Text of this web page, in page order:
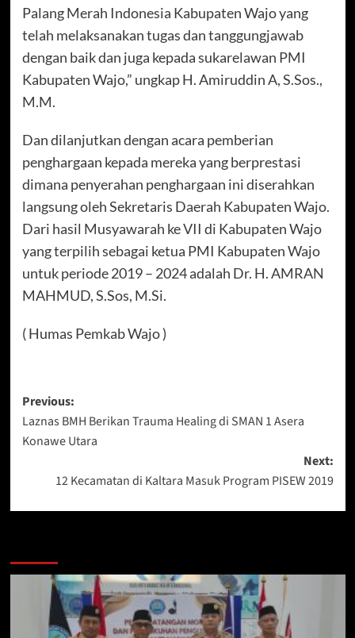
Palang Merah Indonesia Kabupaten Wajo yang
telah melaksanakan tugas dan tanggungjawab
dengan baik dan juga kepada sukarelawan PMI
Kabupaten Wajo,” ungkap H. Amiruddin A, S.Sos.,
M.M.
Dan dilanjutkan dengan acara pemberian
penghargaan kepada mereka yang berprestasi
dimana penyerahan penghargaan ini diserahkan
langsung oleh Sekretaris Daerah Kabupaten Wajo.
Dari hasil Musyawarah ke VII di Kabupaten Wajo
yang terpilih sebagai ketua PMI Kabupaten Wajo
untuk periode 2019 – 2024 adalah Dr. H. AMRAN
MAHMUD, S.Sos, M.Si.
( Humas Pemkab Wajo )
Post
navigation
Previous:
Laznas BMH Berikan Trauma Healing di SMAN 1 Asera
Konawe Utara
Next:
12 Kecamatan di Kaltara Masuk Program PISEW 2019